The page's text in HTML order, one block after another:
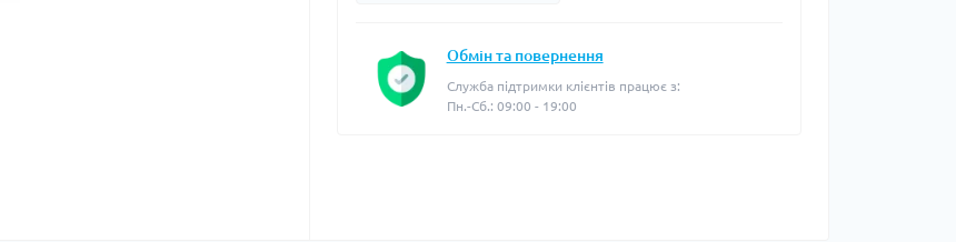
Обмін та повернення
Служба підтримки клієнтів працює з:
Пн.-Сб.: 09:00 - 19:00